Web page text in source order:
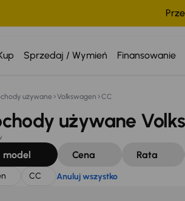
Sprzedaj / Wymień Finansowanie
Anuluj wszystko
używane Volkswagen CC
używane
model Cena Rata
CC Anuluj wszystko